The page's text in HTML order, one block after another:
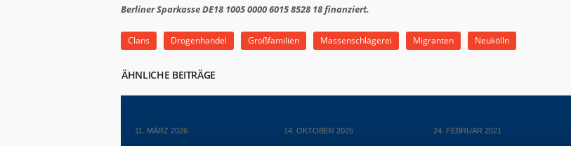
Berliner Sparkasse DE18 1005 0000 6015 8528 18 finanziert.
Clans Drogenhandel Großfamilien Massenschlägerei Migranten Neukölln
ÄHNLICHE BEITRÄGE
11. MÄRZ 2026 14. OKTOBER 2025 24. FEBRUAR 2021